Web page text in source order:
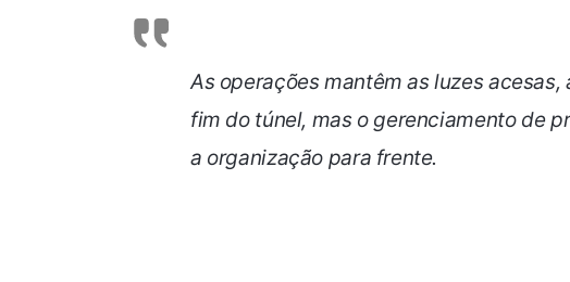
As operações mantêm as luzes
fim do túnel, mas o gerenciamento de
a organização para frente.